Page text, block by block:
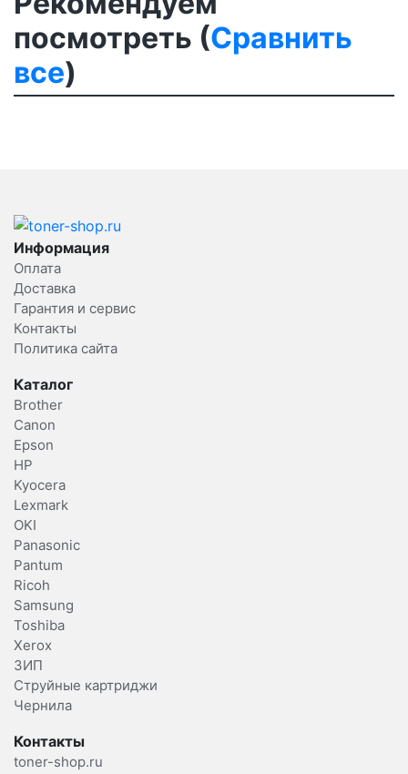
посмотреть (Сравнить
все)
Информация
Оплата
Доставка
Гарантия и сервис
Контакты
Политика сайта
Каталог
Brother
Canon
Epson
HP
Kyocera
Lexmark
OKI
Panasonic
Pantum
Ricoh
Samsung
Toshiba
Xerox
ЗИП
Струйные картриджи
Чернила
Контакты
toner-shop.ru